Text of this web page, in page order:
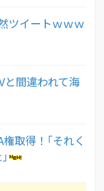
ツイートｗｗｗ
と間違われて海
取得！｢それく